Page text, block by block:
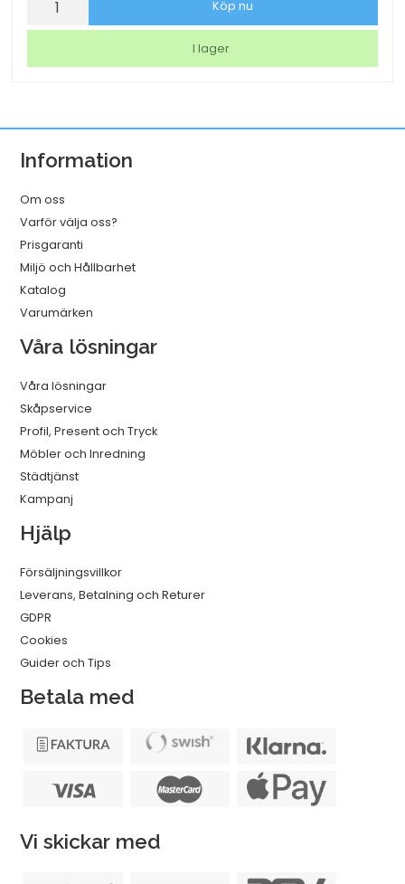
Rengöringsduk
320mmx114m
mängd
Köp nu
I lager
Information
Om oss
Varför välja oss?
Prisgaranti
Miljö och Hållbarhet
Katalog
Varumärken
Våra lösningar
Våra lösningar
Skåpservice
Profil, Present och Tryck
Möbler och Inredning
Städtjänst
Kampanj
Hjälp
Försäljningsvillkor
Leverans, Betalning och Returer
GDPR
Cookies
Guider och Tips
Betala med
Vi skickar med